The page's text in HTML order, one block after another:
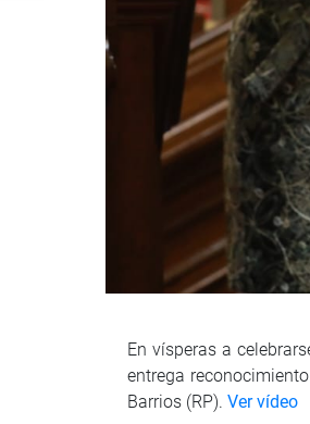
En vísperas a
entrega
Barrios (RP). Ver vídeo